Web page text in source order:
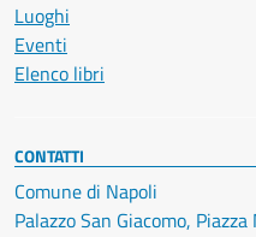
Luoghi
Eventi
Elenco libri
CONTATTI
Comune di Napoli
Palazzo San Giacomo,